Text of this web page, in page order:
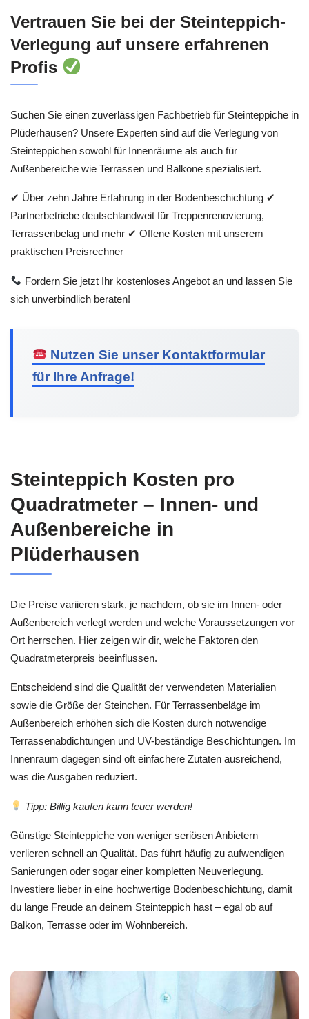
Vertrauen Sie bei der Steinteppich-
Verlegung auf unsere erfahrenen
Profis
Suchen Sie einen zuverlässigen Fachbetrieb für Steinteppiche in
Plüderhausen? Unsere Experten sind auf die Verlegung von
Steinteppichen sowohl für Innenräume als auch für
Außenbereiche wie Terrassen und Balkone spezialisiert.
✔ Über zehn Jahre Erfahrung in der Bodenbeschichtung ✔
Partnerbetriebe deutschlandweit für Treppenrenovierung,
Terrassenbelag und mehr ✔ Offene Kosten mit unserem
praktischen Preisrechner
Fordern Sie jetzt Ihr kostenloses Angebot an und lassen Sie
sich unverbindlich beraten!
Nutzen Sie unser Kontaktformular
für Ihre Anfrage!
Steinteppich Kosten pro
Quadratmeter – Innen- und
Außenbereiche in
Plüderhausen
Die Preise variieren stark, je nachdem, ob sie im Innen- oder
Außenbereich verlegt werden und welche Voraussetzungen vor
Ort herrschen. Hier zeigen wir dir, welche Faktoren den
Quadratmeterpreis beeinflussen.
Entscheidend sind die Qualität der verwendeten Materialien
sowie die Größe der Steinchen. Für Terrassenbeläge im
Außenbereich erhöhen sich die Kosten durch notwendige
Terrassenabdichtungen und UV-beständige Beschichtungen. Im
Innenraum dagegen sind oft einfachere Zutaten ausreichend,
was die Ausgaben reduziert.
Tipp: Billig kaufen kann teuer werden!
Günstige Steinteppiche von weniger seriösen Anbietern
verlieren schnell an Qualität. Das führt häufig zu aufwendigen
Sanierungen oder sogar einer kompletten Neuverlegung.
Investiere lieber in eine hochwertige Bodenbeschichtung, damit
du lange Freude an deinem Steinteppich hast – egal ob auf
Balkon, Terrasse oder im Wohnbereich.